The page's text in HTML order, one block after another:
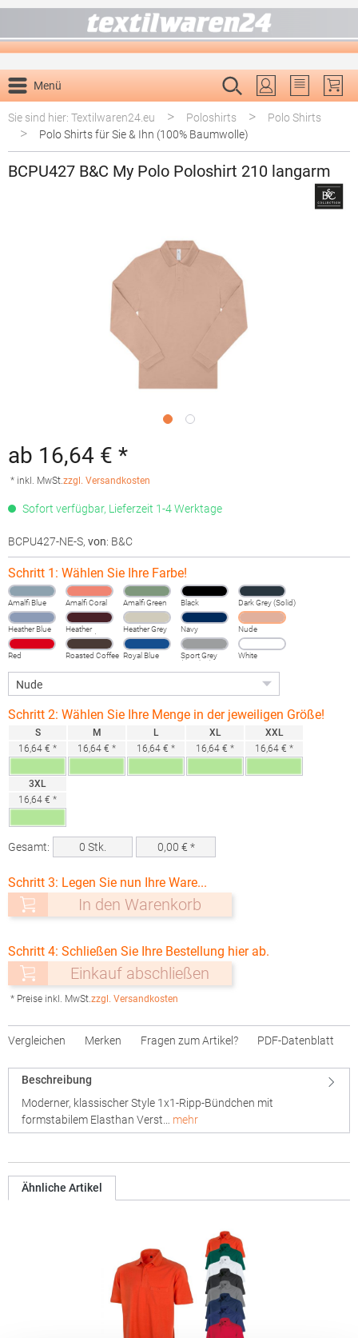
Menü
Du hast 0
Sie sind hier: Textilwaren24.eu
> Poloshirts > Polo Shirts
> Polo Shirts für Sie & Ihn (100% Baumwolle)
BCPU427 B&C My Polo Poloshirt 210 langarm
ab 16,64 € *
* inkl. MwSt.zzgl. Versandkosten
Sofort verfügbar, Lieferzeit 1-4 Werktage
BCPU427-NE-S, von: B&C
Schritt 1: Wählen Sie Ihre Farbe!
Amalfi Blue Amalfi Coral Amalfi Green Black Dark Grey (Solid)
Heather Blue
Heather
Burgundy
Heather Grey
Fog
Navy Nude
Red Roasted Coffee Royal Blue
Sport Grey
(Heather)
White
Schritt 2: Wählen Sie Ihre Menge in der jeweiligen Größe!
S
16,64 € *
M
16,64 € *
L
16,64 € *
XL
16,64 € *
XXL
16,64 € *
3XL
16,64 € *
Gesamt: 0 Stk. 0,00 € *
Schritt 3: Legen Sie nun Ihre Ware...
In den Warenkorb
Schritt 4: Schließen Sie Ihre Bestellung hier ab.
Einkauf abschließen
* Preise inkl. MwSt.zzgl. Versandkosten
Vergleichen Merken Fragen zum Artikel? PDF-Datenblatt
Beschreibung
Moderner, klassischer Style 1x1-Ripp-Bündchen mit
formstabilem Elasthan Verst… mehr
Ähnliche Artikel